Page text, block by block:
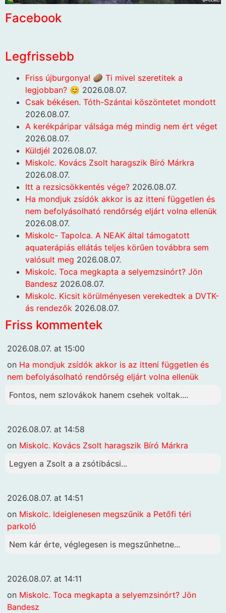
Facebook
Legfrissebb
Friss újburgonya! 🥔 Ti mivel szeretitek a
legjobban? 😊 2026.08.07.
Csak békésen. Tóth-Szántai köszöntetet mondott
2026.08.07.
A kerékpáripar válsága még mindig nem ért véget
2026.08.07.
Küldjél 2026.08.07.
Miskolc. Kovács Zsolt haragszik Bíró Márkra
2026.08.07.
Itt a rezsicsökkentés vége? 2026.08.07.
Ha mondjuk zsídók akkor is az itteni független és
nem befolyásolható rendőrség eljárt volna ellenük
2026.08.07.
Miskolc- Tapolca. A NEAK által támogatott
aquaterápiás ellátás teljes körűen továbbra sem
valósult meg 2026.08.07.
Miskolc. Toca megkapta a selyemzsinórt? Jön
Bandesz 2026.08.07.
Miskolc. Kicsit körülményesen verekedtek a DVTK-
ás rendezők 2026.08.07.
Friss kommentek
2026.08.07. at 15:00
on Ha mondjuk zsídók akkor is az itteni független és
nem befolyásolható rendőrség eljárt volna ellenük
Fontos, nem szlovákok hanem csehek voltak....
2026.08.07. at 14:58
on Miskolc. Kovács Zsolt haragszik Bíró Márkra
Legyen a Zsolt a a zsótibácsi...
2026.08.07. at 14:51
on Miskolc. Ideiglenesen megszűnik a Petőfi téri
parkoló
Nem kár érte, véglegesen is megszűnhetne...
2026.08.07. at 14:11
on Miskolc. Toca megkapta a selyemzsinórt? Jön
Bandesz